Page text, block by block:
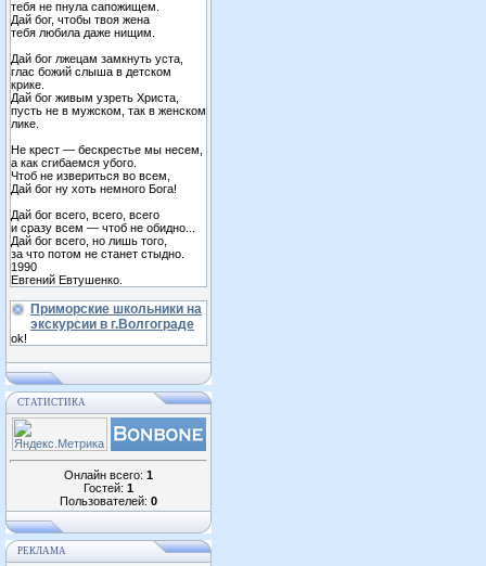
тебя не пнула сапожищем.
Дай бог, чтобы твоя жена
тебя любила даже нищим.
Дай бог лжецам замкнуть уста,
глас божий слыша в детском
крике.
Дай бог живым узреть Христа,
пусть не в мужском, так в женском
лике.
Не крест — бескрестье мы несем,
а как сгибаемся убого.
Чтоб не извериться во всем,
Дай бог ну хоть немного Бога!
Дай бог всего, всего, всего
и сразу всем — чтоб не обидно...
Дай бог всего, но лишь того,
за что потом не станет стыдно.
1990
Евгений Евтушенко.
Приморские школьники на
экскурсии в г.Волгограде
ok!
СТАТИСТИКА
Онлайн всего: 1
Гостей: 1
Пользователей: 0
РЕКЛАМА